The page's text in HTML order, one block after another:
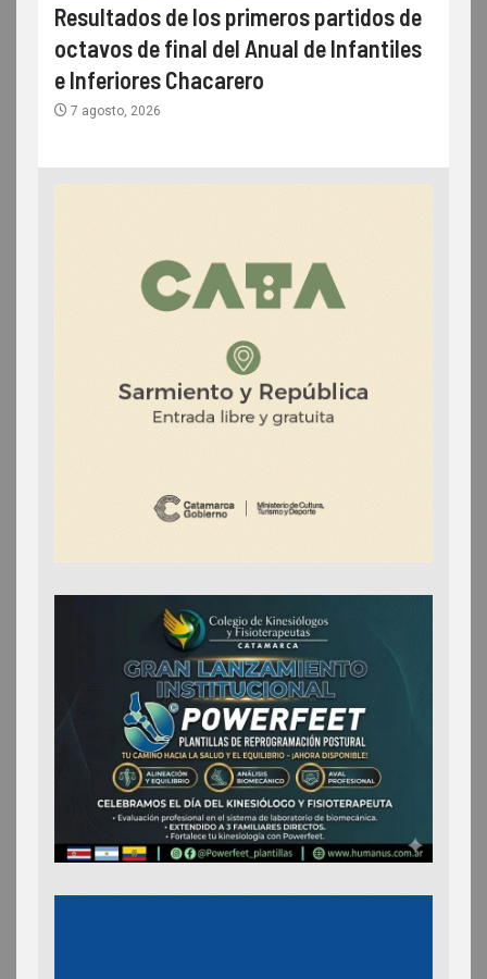
Resultados de los primeros partidos de
octavos de final del Anual de Infantiles
e Inferiores Chacarero
7 agosto, 2026